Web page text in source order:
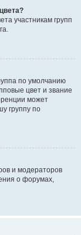
участникам групп
по умолчанию
цвет и звание
может
группу по
и модераторов
о форумах,